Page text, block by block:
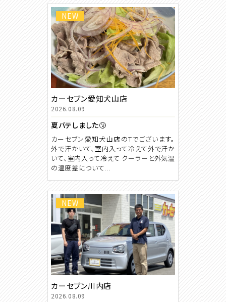
NEW
カーセブン愛知犬山店
2026.08.09
夏バテしました🤧
カーセブン愛知犬山店のTでございます。
外で汗かいて、室内入って冷えて外で汗か
いて、室内入って冷えて クーラーと外気温
の温度差について...
NEW
カーセブン川内店
2026.08.09